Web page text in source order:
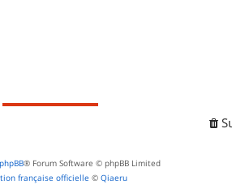
phpBB® Forum Software © phpBB Limited
française officielle © Qiaeru